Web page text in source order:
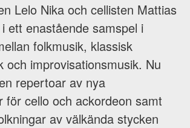
Lelo Nika och cellisten Mattias
ett enastående samspel i
folkmusik, klassisk
och improvisationsmusik. Nu
repertoar av nya
för cello och ackordeon samt
av välkända stycken